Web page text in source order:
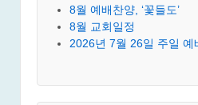
8월 예배찬양, ‘꽃들도’
8월 교회일정
2026년 7월 26일 주일 예